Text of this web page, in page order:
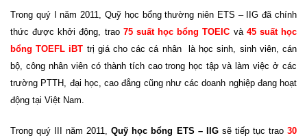
Trong quý I năm 2011, Quỹ học bổng thường niên ETS – IIG đã chính
thức được khởi động, trao 75 suất học bổng TOEIC và 45 suất học
bổng TOEFL iBT trị giá cho các cá nhân là học sinh, sinh viên, cán
bộ, công nhân viên có thành tích cao trong học tập và làm việc ở các
trường PTTH, đại học, cao đẳng cũng như các doanh nghiệp đang hoạt
động tại Việt Nam.
Trong quý III năm 2011,Quỹ học bổng ETS – IIG sẽ tiếp tục trao30